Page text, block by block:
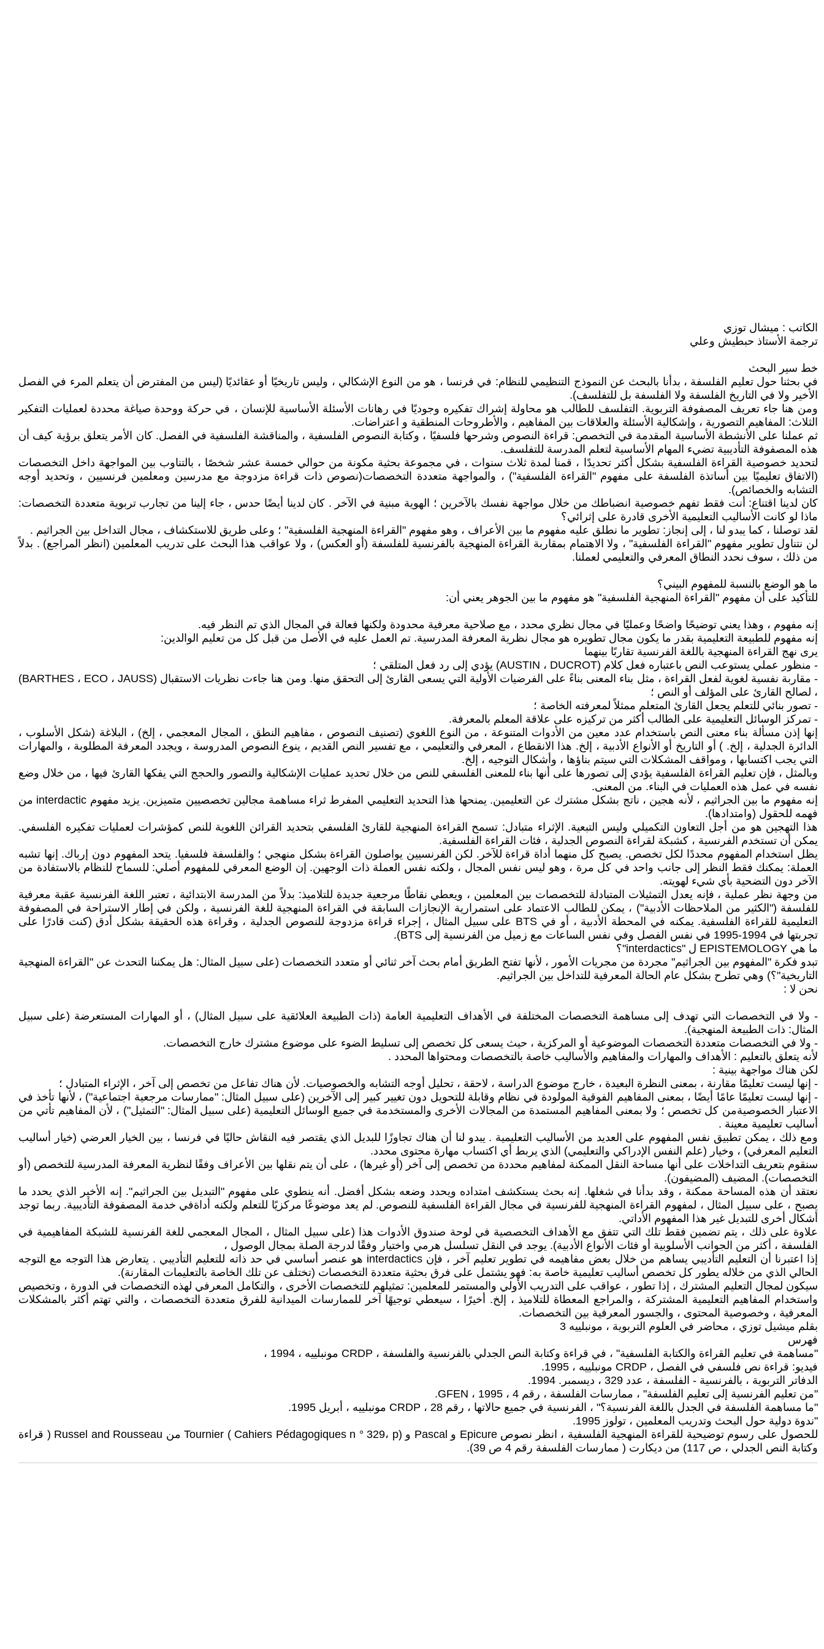
الكاتب : ميشال توزي
ترجمة الأستاذ حبطيش وعلي
خط سير البحث
في بحثنا حول تعليم الفلسفة ، بدأنا بالبحث عن النموذج التنظيمي للنظام: في فرنسا ، هو من النوع الإشكالي ، وليس تاريخيًا أو عقائديًا (ليس من المفترض أن يتعلم المرء في الفصل
الأخير ولا في التاريخ الفلسفة ولا الفلسفة بل للتفلسف).
ومن هنا جاء تعريف المصفوفة التربوية. التفلسف للطالب هو محاولة إشراك تفكيره وجوديًا في رهانات الأسئلة الأساسية للإنسان ، في حركة ووحدة صياغة محددة لعمليات التفكير
الثلاث: المفاهيم التصورية ، وإشكالية الأسئلة والعلاقات بين المفاهيم ، والأطروحات المنطقية و اعتراضات.
ثم عملنا على الأنشطة الأساسية المقدمة في التخصص: قراءة النصوص وشرحها فلسفيًا ، وكتابة النصوص الفلسفية ، والمناقشة الفلسفية في الفصل. كان الأمر يتعلق برؤية كيف أن
هذه المصفوفة التأديبية تضيء المهام الأساسية لتعلم المدرسة للتفلسف.
لتحديد خصوصية القراءة الفلسفية بشكل أكثر تحديدًا ، قمنا لمدة ثلاث سنوات ، في مجموعة بحثية مكونة من حوالي خمسة عشر شخصًا ، بالتناوب بين المواجهة داخل التخصصات
(الاتفاق تعليميًا بين أساتذة الفلسفة على مفهوم "القراءة الفلسفية") ، والمواجهة متعددة التخصصات(نصوص ذات قراءة مزدوجة مع مدرسين ومعلمين فرنسيين ، وتحديد أوجه
التشابه والخصائص).
كان لدينا اقتناع: أنت فقط تفهم خصوصية انضباطك من خلال مواجهة نفسك بالآخرين ؛ الهوية مبنية في الآخر . كان لدينا أيضًا حدس ، جاء إلينا من تجارب تربوية متعددة التخصصات:
ماذا لو كانت الأساليب التعليمية الأخرى قادرة على إثرائي؟
لقد توصلنا ، كما يبدو لنا ، إلى إنجاز: تطوير ما نطلق عليه مفهوم ما بين الأعراف ، وهو مفهوم "القراءة المنهجية الفلسفية" ؛ وعلى طريق للاستكشاف ، مجال التداخل بين الجراثيم .
لن نتناول تطوير مفهوم "القراءة الفلسفية" ، ولا الاهتمام بمقاربة القراءة المنهجية بالفرنسية للفلسفة (أو العكس) ، ولا عواقب هذا البحث على تدريب المعلمين (انظر المراجع) . بدلاً
من ذلك ، سوف نحدد النطاق المعرفي والتعليمي لعملنا.
ما هو الوضع بالنسبة للمفهوم البيني؟
للتأكيد على أن مفهوم "القراءة المنهجية الفلسفية" هو مفهوم ما بين الجوهر يعني أن:
إنه مفهوم ، وهذا يعني توضيحًا واضحًا وعمليًا في مجال نظري محدد ، مع صلاحية معرفية محدودة ولكنها فعالة في المجال الذي تم النظر فيه.
إنه مفهوم للطبيعة التعليمية بقدر ما يكون مجال تطويره هو مجال نظرية المعرفة المدرسية. تم العمل عليه في الأصل من قبل كل من تعليم الوالدين:
يرى نهج القراءة المنهجية باللغة الفرنسية تقاربًا بينهما
- منظور عملي يستوعب النص باعتباره فعل كلام (AUSTIN ، DUCROT) يؤدي إلى رد فعل المتلقي ؛
- مقاربة نفسية لغوية لفعل القراءة ، مثل بناء المعنى بناءً على الفرضيات الأولية التي يسعى القارئ إلى التحقق منها. ومن هنا جاءت نظريات الاستقبال (BARTHES ، ECO ، JAUSS)
، لصالح القارئ على المؤلف أو النص ؛
- تصور بنائي للتعلم يجعل القارئ المتعلم ممثلاً لمعرفته الخاصة ؛
- تمركز الوسائل التعليمية على الطالب أكثر من تركيزه على علاقة المعلم بالمعرفة.
إنها إذن مسألة بناء معنى النص باستخدام عدد معين من الأدوات المتنوعة ، من النوع اللغوي (تصنيف النصوص ، مفاهيم النطق ، المجال المعجمي ، إلخ) ، البلاغة (شكل الأسلوب ،
الدائرة الجدلية ، إلخ. ) أو التاريخ أو الأنواع الأدبية ، إلخ. هذا الانقطاع ، المعرفي والتعليمي ، مع تفسير النص القديم ، ينوع النصوص المدروسة ، ويجدد المعرفة المطلوبة ، والمهارات
التي يجب اكتسابها ، ومواقف المشكلات التي سيتم بناؤها ، وأشكال التوجيه ، إلخ.
وبالمثل ، فإن تعليم القراءة الفلسفية يؤدي إلى تصورها على أنها بناء للمعنى الفلسفي للنص من خلال تحديد عمليات الإشكالية والتصور والحجج التي يفكها القارئ فيها ، من خلال وضع
نفسه في عمل هذه العمليات في البناء. من المعنى.
إنه مفهوم ما بين الجراثيم ، لأنه هجين ، ناتج بشكل مشترك عن التعليمين. يمنحها هذا التحديد التعليمي المفرط ثراء مساهمة مجالين تخصصيين متميزين. يزيد مفهوم interdactic من
فهمه للحقول (وامتدادها).
هذا التهجين هو من أجل التعاون التكميلي وليس التبعية. الإثراء متبادل: تسمح القراءة المنهجية للقارئ الفلسفي بتحديد القرائن اللغوية للنص كمؤشرات لعمليات تفكيره الفلسفي.
يمكن أن تستخدم الفرنسية ، كشبكة لقراءة النصوص الجدلية ، فئات القراءة الفلسفية.
يظل استخدام المفهوم محددًا لكل تخصص. يصبح كل منهما أداة قراءة للآخر. لكن الفرنسيين يواصلون القراءة بشكل منهجي ؛ والفلسفة فلسفيا. يتحد المفهوم دون إرباك. إنها تشبه
العملة: يمكنك فقط النظر إلى جانب واحد في كل مرة ، وهو ليس نفس المجال ، ولكنه نفس العملة ذات الوجهين. إن الوضع المعرفي للمفهوم أصلي: للسماح للنظام بالاستفادة من
الآخر دون التضحية بأي شيء لهويته.
من وجهة نظر عملية ، فإنه يعدل التمثيلات المتبادلة للتخصصات بين المعلمين ، ويعطي نقاطًا مرجعية جديدة للتلاميذ: بدلاً من المدرسة الابتدائية ، تعتبر اللغة الفرنسية عقبة معرفية
للفلسفة ("الكثير من الملاحظات الأدبية") ، يمكن للطالب الاعتماد على استمرارية الإنجازات السابقة في القراءة المنهجية للغة الفرنسية ، ولكن في إطار الاستراحة في المصفوفة
التعليمية للقراءة الفلسفية. يمكنه في المحطة الأدبية ، أو في BTS على سبيل المثال ، إجراء قراءة مزدوجة للنصوص الجدلية ، وقراءة هذه الحقيقة بشكل أدق (كنت قادرًا على
تجربتها في 1994-1995 في نفس الفصل وفي نفس الساعات مع زميل من الفرنسية إلى BTS).
ما هي EPISTEMOLOGY ل "interdactics"؟
تبدو فكرة "المفهوم بين الجراثيم" مجردة من مجريات الأمور ، لأنها تفتح الطريق أمام بحث آخر ثنائي أو متعدد التخصصات (على سبيل المثال: هل يمكننا التحدث عن "القراءة المنهجية
التاريخية"؟) وهي تطرح بشكل عام الحالة المعرفية للتداخل بين الجراثيم.
نحن لا :
- ولا في التخصصات التي تهدف إلى مساهمة التخصصات المختلفة في الأهداف التعليمية العامة (ذات الطبيعة العلائقية على سبيل المثال) ، أو المهارات المستعرضة (على سبيل
المثال: ذات الطبيعة المنهجية).
- ولا في التخصصات متعددة التخصصات الموضوعية أو المركزية ، حيث يسعى كل تخصص إلى تسليط الضوء على موضوع مشترك خارج التخصصات.
لأنه يتعلق بالتعليم : الأهداف والمهارات والمفاهيم والأساليب خاصة بالتخصصات ومحتواها المحدد .
لكن هناك مواجهة بينية :
- إنها ليست تعليمًا مقارنة ، بمعنى النظرة البعيدة ، خارج موضوع الدراسة ، لاحقة ، تحليل أوجه التشابه والخصوصيات. لأن هناك تفاعل من تخصص إلى آخر ، الإثراء المتبادل ؛
- إنها ليست تعليمًا عامًا أيضًا ، بمعنى المفاهيم الفوقية المولودة في نظام وقابلة للتحويل دون تغيير كبير إلى الآخرين (على سبيل المثال: "ممارسات مرجعية اجتماعية") ، لأنها تأخذ في
الاعتبار الخصوصيةمن كل تخصص ؛ ولا بمعنى المفاهيم المستمدة من المجالات الأخرى والمستخدمة في جميع الوسائل التعليمية (على سبيل المثال: "التمثيل") ، لأن المفاهيم تأتي من
أساليب تعليمية معينة .
ومع ذلك ، يمكن تطبيق نفس المفهوم على العديد من الأساليب التعليمية . يبدو لنا أن هناك تجاوزًا للبديل الذي يقتصر فيه النقاش حاليًا في فرنسا ، بين الخيار العرضي (خيار أساليب
التعليم المعرفي) ، وخيار (علم النفس الإدراكي والتعليمي) الذي يربط أي اكتساب مهارة محتوى محدد.
سنقوم بتعريف التداخلات على أنها مساحة النقل الممكنة لمفاهيم محددة من تخصص إلى آخر (أو غيرها) ، على أن يتم نقلها بين الأعراف وفقًا لنظرية المعرفة المدرسية للتخصص (أو
التخصصات). المضيف (المضيفون).
نعتقد أن هذه المساحة ممكنة ، وقد بدأنا في شغلها. إنه بحث يستكشف امتداده ويحدد وضعه بشكل أفضل. أنه ينطوي على مفهوم "التبديل بين الجراثيم". إنه الأخير الذي يحدد ما
يصبح ، على سبيل المثال ، لمفهوم القراءة المنهجية للفرنسية في مجال القراءة الفلسفية للنصوص. لم يعد موضوعًا مركزيًا للتعلم ولكنه أداةفي خدمة المصفوفة التأديبية. ربما توجد
أشكال أخرى للتبديل غير هذا المفهوم الأداتي.
علاوة على ذلك ، يتم تضمين فقط تلك التي تتفق مع الأهداف التخصصية في لوحة صندوق الأدوات هذا (على سبيل المثال ، المجال المعجمي للغة الفرنسية للشبكة المفاهيمية في
الفلسفة ، أكثر من الجوانب الأسلوبية أو فئات الأنواع الأدبية). يوجد في النقل تسلسل هرمي واختيار وفقًا لدرجة الصلة بمجال الوصول ،
إذا اعتبرنا أن التعليم التأديبي يساهم من خلال بعض مفاهيمه في تطوير تعليم آخر ، فإن interdactics هو عنصر أساسي في حد ذاته للتعليم التأديبي . يتعارض هذا التوجه مع التوجه
الحالي الذي من خلاله يطور كل تخصص أساليب تعليمية خاصة به: فهو يشتمل على فرق بحثية متعددة التخصصات (تختلف عن تلك الخاصة بالتعليمات المقارنة).
سيكون لمجال التعليم المشترك ، إذا تطور ، عواقب على التدريب الأولي والمستمر للمعلمين: تمثيلهم للتخصصات الأخرى ، والتكامل المعرفي لهذه التخصصات في الدورة ، وتخصيص
واستخدام المفاهيم التعليمية المشتركة ، والمراجع المعطاة للتلاميذ ، إلخ. أخيرًا ، سيعطي توجيهًا آخر للممارسات الميدانية للفرق متعددة التخصصات ، والتي تهتم أكثر بالمشكلات
المعرفية ، وخصوصية المحتوى ، والجسور المعرفية بين التخصصات.
بقلم ميشيل توزي ، محاضر في العلوم التربوية ، مونبلييه 3
فهرس
"مساهمة في تعليم القراءة والكتابة الفلسفية" ، في قراءة وكتابة النص الجدلي بالفرنسية والفلسفة ، CRDP مونبلييه ، 1994 ،
فيديو: قراءة نص فلسفي في الفصل ، CRDP مونبلييه ، 1995.
الدفاتر التربوية ، بالفرنسية - الفلسفة ، عدد 329 ، ديسمبر. 1994.
"من تعليم الفرنسية إلى تعليم الفلسفة" ، ممارسات الفلسفة ، رقم 4 ، GFEN ، 1995.
"ما مساهمة الفلسفة في الجدل باللغة الفرنسية؟" ، الفرنسية في جميع حالاتها ، رقم 28 ، CRDP مونبلييه ، أبريل 1995.
"ندوة دولية حول البحث وتدريب المعلمين ، تولوز 1995.
للحصول على رسوم توضيحية للقراءة المنهجية الفلسفية ، انظر نصوص Epicure و Pascal و Tournier ( Cahiers Pédagogiques n ° 329، p) من Russel and Rousseau ( قراءة
وكتابة النص الجدلي ، ص 117) من ديكارت ( ممارسات الفلسفة رقم 4 ص 39).